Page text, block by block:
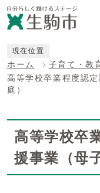
現在位置
ホーム 子育て・教
高等学校卒業程度認
庭）
高等学校卒
援事業（母